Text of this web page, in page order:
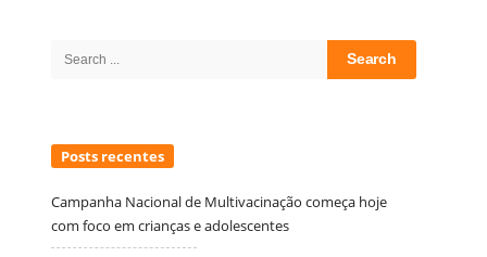
Search
Posts recentes
Campanha Nacional de Multivacinação começa hoje
com foco em crianças e adolescentes